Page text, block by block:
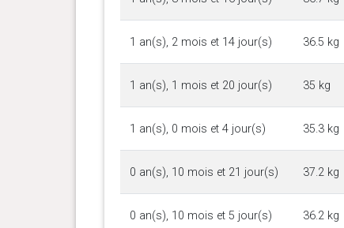
1 an(s), 2 mois et 14 jour(s) 36.5 kg
1 an(s), 1 mois et 20 jour(s) 35 kg
1 an(s), 0 mois et 4 jour(s) 35.3 kg
0 an(s), 10 mois et 21 jour(s) 37.2 kg
0 an(s), 10 mois et 5 jour(s) 36.2 kg